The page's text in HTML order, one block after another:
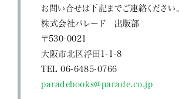
お問い合せは下記までご連絡ください。
株式会社パレード 出版部
〒530-0021
大阪市北区浮田1-1-8
TEL 06-6485-0766
paradebooks@parade.co.jp